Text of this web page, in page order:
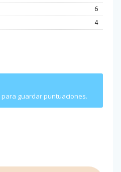
6
4
para guardar puntuaciones.